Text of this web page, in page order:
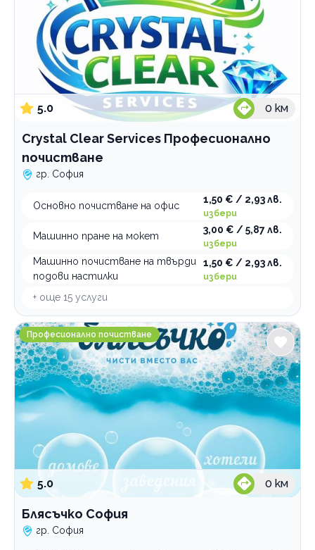
5.0 0 км
Crystal Clear Services Професионално
почистване
гр. София
Основно почистване на офис
1,50 € / 2,93 лв.
избери
Машинно пране на мокет
3,00 € / 5,87 лв.
избери
Машинно почистване на твърди
подови настилки
1,50 € / 2,93 лв.
избери
+ още 15 услуги
Блясъчко София
Професионално почистване
5.0 0 км
Блясъчко София
гр. София